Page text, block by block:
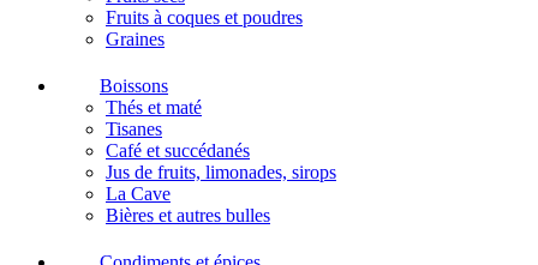
Fruits à coques et poudres
Graines
Boissons
Thés et maté
Tisanes
Café et succédanés
Jus de fruits, limonades, sirops
La Cave
Bières et autres bulles